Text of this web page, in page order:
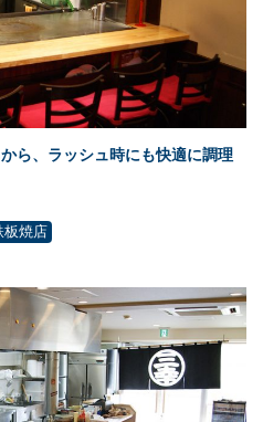
ら、ラッシュ時にも快適に調理
板焼店